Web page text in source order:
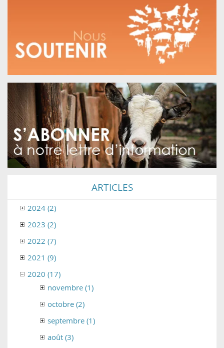
ARTICLES
2024 (2)
2023 (2)
2022 (7)
2021 (9)
2020 (17)
novembre (1)
octobre (2)
septembre (1)
août (3)